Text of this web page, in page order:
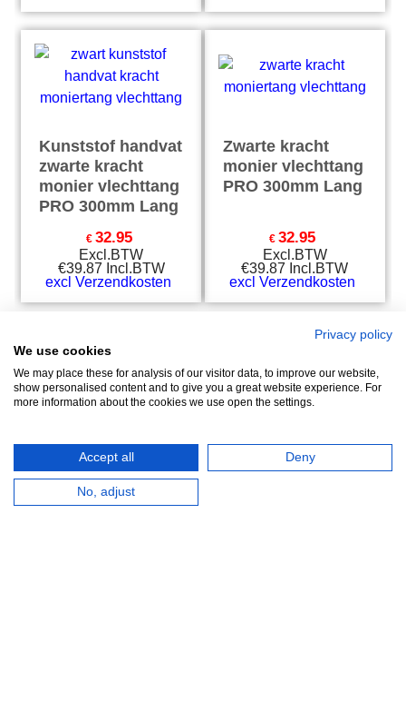
Kunststof handvat
zwarte kracht
monier vlechttang
PRO 300mm Lang
€ 32.95
Excl.BTW
€39.87 Incl.BTW
excl Verzendkosten
Zwarte kracht
monier vlechttang
PRO 300mm Lang
€ 32.95
Excl.BTW
€39.87 Incl.BTW
excl Verzendkosten
4,4Ah Li-ion tbv.
SPERO SPVM01
SPERO SPVM01
accu
Privacy policy
We use cookies
We may place these for analysis of our visitor data, to improve our website,
show personalised content and to give you a great website experience. For
more information about the cookies we use open the settings.
Accept all Deny
No, adjust